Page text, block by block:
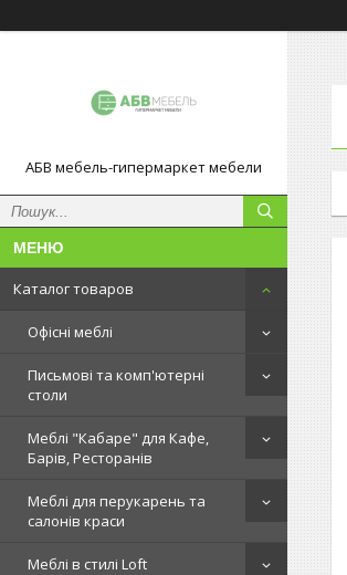
АБВ мебель-гипермаркет мебели
Каталог товаров
Офісні меблі
Письмові та комп'ютерні
столи
Меблі "Кабаре" для Кафе,
Барів, Ресторанів
Меблі для перукарень та
салонів краси
Меблі в стилі Loft